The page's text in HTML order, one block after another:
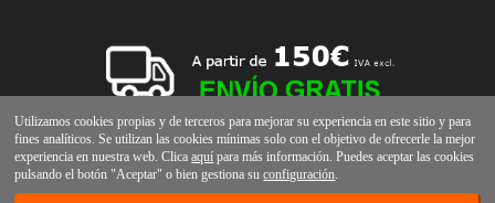
Utilizamos cookies propias y de terceros para mejorar su experiencia en este sitio y para
fines analíticos. Se utilizan las cookies mínimas solo con el objetivo de ofrecerle la mejor
experiencia en nuestra web. Clicaaquí para más información. Puedes aceptar las cookies
pulsando el botón "Aceptar" o bien gestiona suconfiguración.